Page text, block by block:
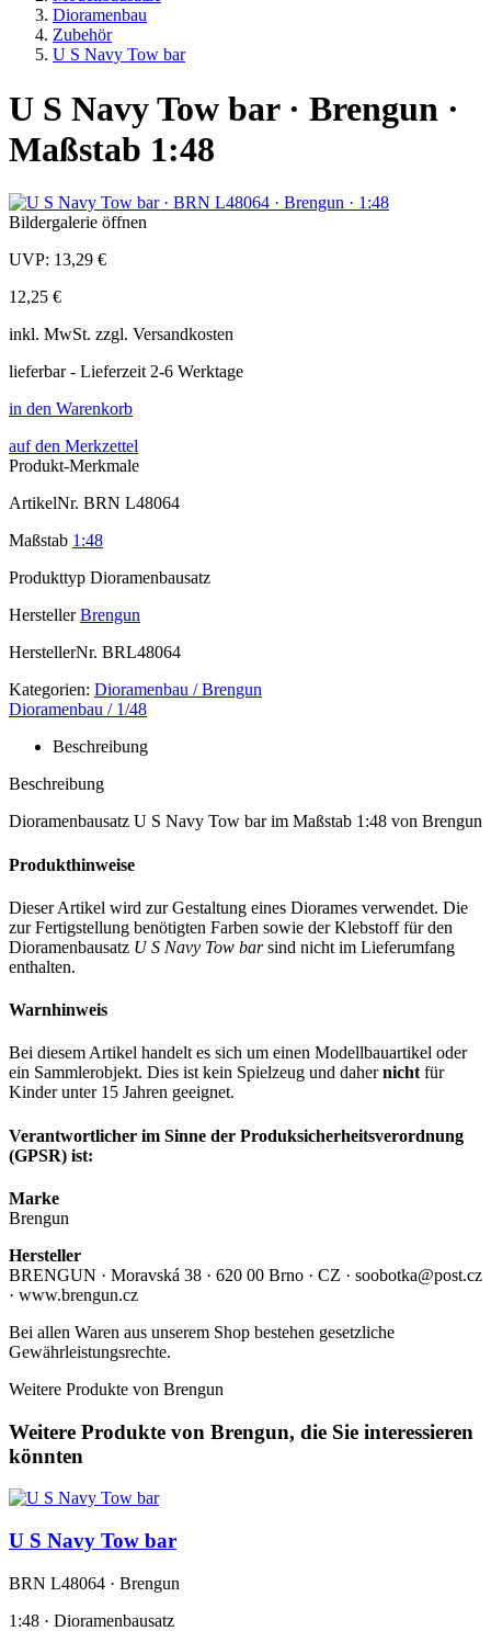
Dioramenbau
Zubehör
U S Navy Tow bar
U S Navy Tow bar · Brengun ·
Maßstab 1:48
Bildergalerie öffnen
UVP: 13,29 €
12,25 €
inkl. MwSt. zzgl. Versandkosten
lieferbar - Lieferzeit 2-6 Werktage
in den Warenkorb
auf den Merkzettel
Produkt-Merkmale
ArtikelNr. BRN L48064
Maßstab 1:48
Produkttyp Dioramenbausatz
Hersteller Brengun
HerstellerNr. BRL48064
Kategorien: Dioramenbau / Brengun
Dioramenbau / 1/48
Beschreibung
Beschreibung
Dioramenbausatz U S Navy Tow bar im Maßstab 1:48 von Brengun
Produkthinweise
Dieser Artikel wird zur Gestaltung eines Diorames verwendet. Die
zur Fertigstellung benötigten Farben sowie der Klebstoff für den
Dioramenbausatz U S Navy Tow barsind nicht im Lieferumfang
enthalten.
Warnhinweis
Bei diesem Artikel handelt es sich um einen Modellbauartikel oder
ein Sammlerobjekt. Dies ist kein Spielzeug und dahernicht für
Kinder unter 15 Jahren geeignet.
Verantwortlicher im Sinne der Produksicherheitsverordnung
(GPSR) ist:
Marke
Brengun
Hersteller
BRENGUN · Moravská 38 · 620 00 Brno · CZ · soobotka@post.cz
· www.brengun.cz
Bei allen Waren aus unserem Shop bestehen gesetzliche
Gewährleistungsrechte.
Weitere Produkte von Brengun
Weitere Produkte von Brengun, die Sie interessieren
könnten
U S Navy Tow bar
BRN L48064 · Brengun
1:48 · Dioramenbausatz